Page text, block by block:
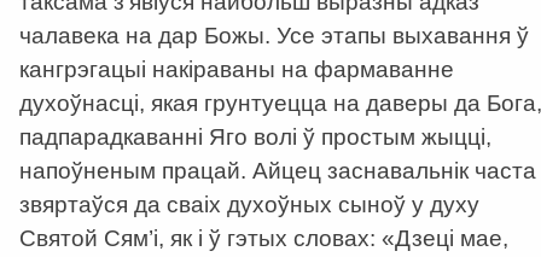
чалавека на дар Божы. Усе этапы выхавання ў
кангрэгацыі накіраваны на фармаванне
духоўнасці, якая грунтуецца на даверы да Бога,
падпарадкаванні Яго волі ў простым жыцці,
напоўненым працай. Айцец заснавальнік часта
звяртаўся да сваіх духоўных сыноў у духу
Святой Сям’і, як і ў гэтых словах: «Дзеці мае,